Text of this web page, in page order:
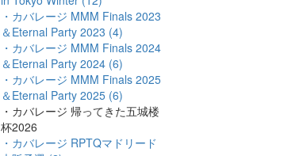
・カバレージ MMM Finals 2023
＆Eternal Party 2023 (4)
・カバレージ MMM Finals 2024
＆Eternal Party 2024 (6)
・カバレージ MMM Finals 2025
＆Eternal Party 2025 (6)
・カバレージ 帰ってきた五城楼
杯2026
・カバレージ RPTQマドリード